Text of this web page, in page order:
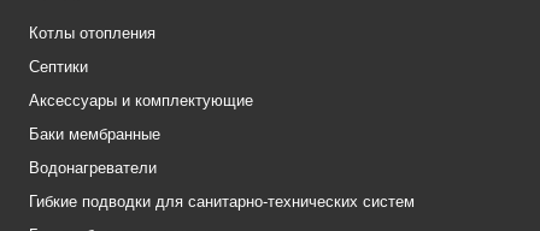
Котлы отопления
Септики
Аксессуары и комплектующие
Баки мембранные
Водонагреватели
Гибкие подводки для санитарно-технических систем